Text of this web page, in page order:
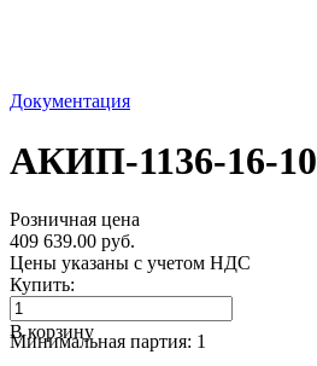
Документация
АКИП-1136-16-10
Розничная цена
409 639.00 руб.
Цены указаны с учетом НДС
Купить:
В корзину
Минимальная партия: 1